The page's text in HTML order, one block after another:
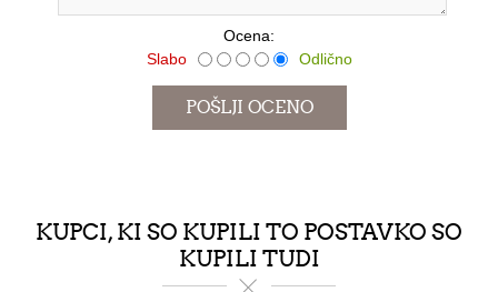
Ocena:
Slabo
Odlično
KUPCI, KI SO KUPILI TO POSTAVKO SO
KUPILI TUDI